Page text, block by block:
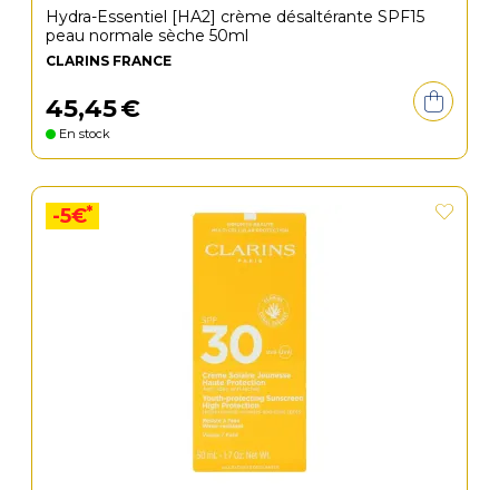
Hydra-Essentiel [HA2] crème désaltérante SPF15
peau normale sèche 50ml
CLARINS FRANCE
45,45€
En stock
-5€*